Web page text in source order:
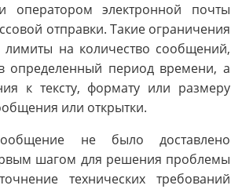
оператором электронной почты
отправки. Такие ограничения
лимиты на количество сообщений,
определенный период времени, а
к тексту, формату или размеру
или открытки.
не было доставлено
шагом для решения проблемы
технических требований